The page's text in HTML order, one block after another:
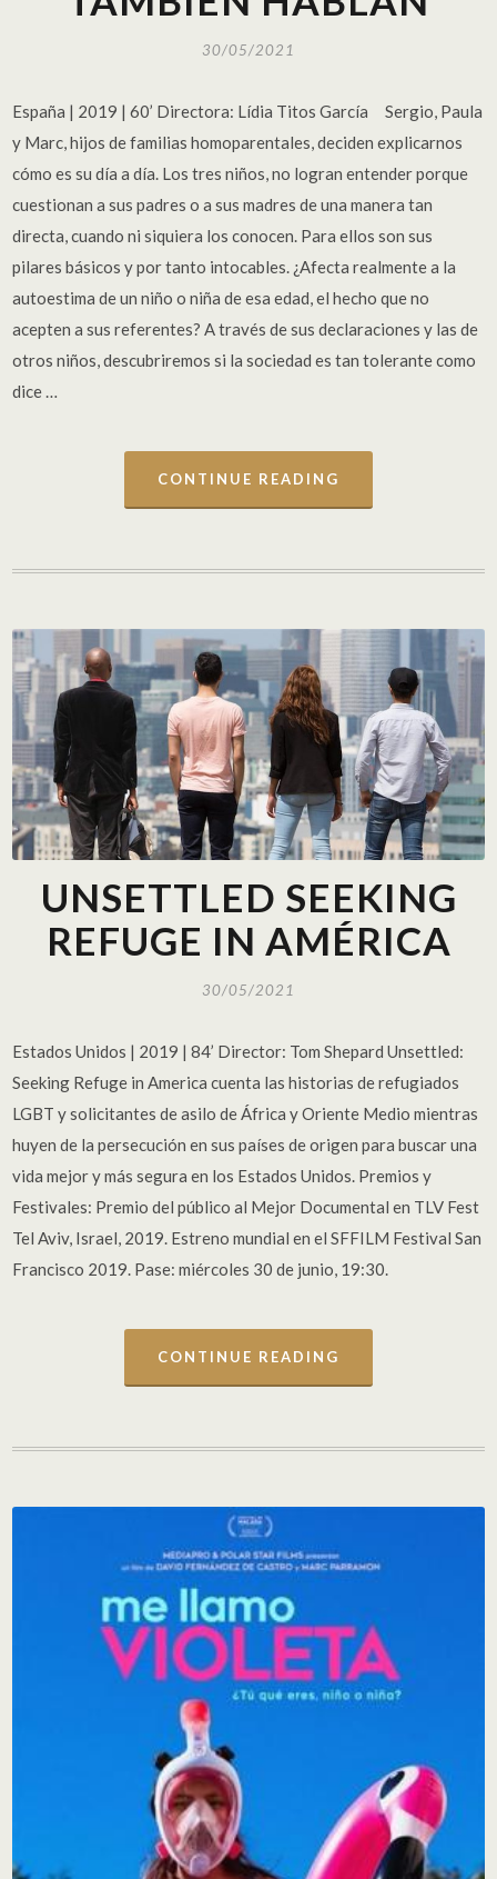
30/05/2021
España | 2019 | 60’ Directora: Lídia Titos García Sergio, Paula
y Marc, hijos de familias homoparentales, deciden explicarnos
cómo es su día a día. Los tres niños, no logran entender porque
cuestionan a sus padres o a sus madres de una manera tan
directa, cuando ni siquiera los conocen. Para ellos son sus
pilares básicos y por tanto intocables. ¿Afecta realmente a la
autoestima de un niño o niña de esa edad, el hecho que no
acepten a sus referentes? A través de sus declaraciones y las de
otros niños, descubriremos si la sociedad es tan tolerante como
dice …
CONTINUE READING
UNSETTLED SEEKING
REFUGE IN AMÉRICA
30/05/2021
Estados Unidos | 2019 | 84’ Director: Tom Shepard Unsettled:
Seeking Refuge in America cuenta las historias de refugiados
LGBT y solicitantes de asilo de África y Oriente Medio mientras
huyen de la persecución en sus países de origen para buscar una
vida mejor y más segura en los Estados Unidos. Premios y
Festivales: Premio del público al Mejor Documental en TLV Fest
Tel Aviv, Israel, 2019. Estreno mundial en el SFFILM Festival San
Francisco 2019. Pase: miércoles 30 de junio, 19:30.
CONTINUE READING